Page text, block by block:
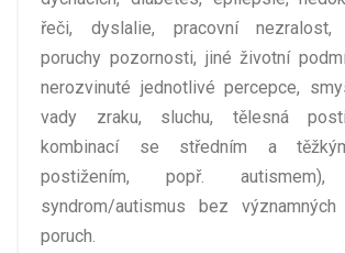
řeči, dyslalie, pracovní nezralost,
poruchy pozornosti, jiné životní
nerozvinuté jednotlivé percepce,
vady zraku, sluchu, tělesná
kombinací se středním a
postižením, popř. autismem),
syndrom/autismus bez významných
poruch.